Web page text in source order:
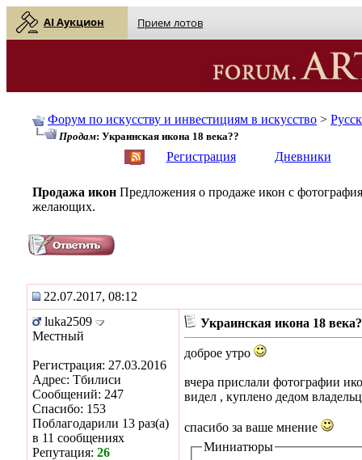
AI Аукцион Прием лотов
Форум по искусству и инвестициям в искусство >
Продам: Украинская икона 18 века??
Регистрация Дневники
Продажа икон Предложения о продаже икон с
желающих.
22.07.2017, 08:12
luka2509
Местный
Регистрация: 27.03.2016
Адрес: Тбилиси
Сообщений: 247
Спасибо: 153
Поблагодарили 13 раз(а)
в 11 сообщениях
Репутация: 26
Украинская икона 18
доброе утро
вчера прислали фотографии
видел , куплено дедом
спасибо за ваше мнение
Миниатюры